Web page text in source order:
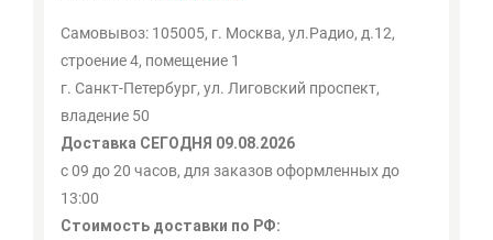
Самовывоз: 105005, г. Москва, ул.Радио, д.12,
строение 4, помещение 1
г. Санкт-Петербург, ул. Лиговский проспект,
владение 50
Доставка СЕГОДНЯ 09.08.2026
с 09 до 20 часов, для заказов оформленных до
13:00
Стоимость доставки по РФ: